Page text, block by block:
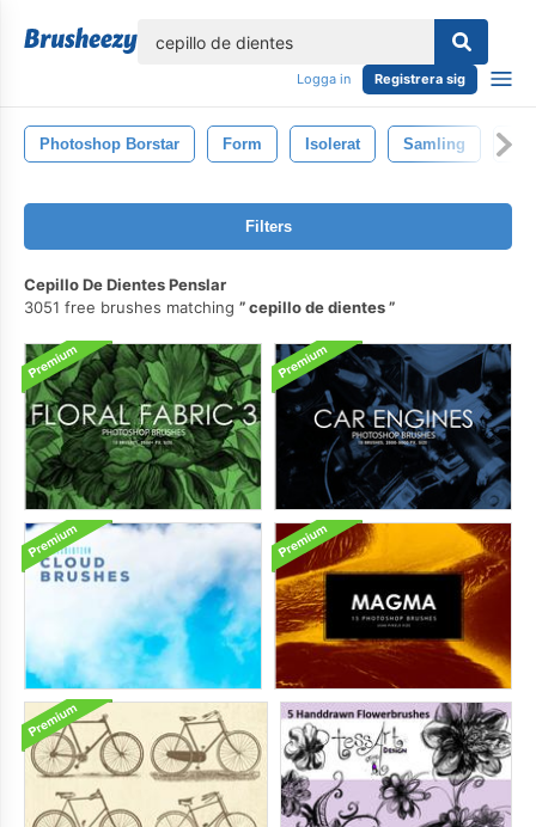
Logga in Registrera sig
Photoshop Borstar Form Isolerat Samling
Filters
Cepillo De Dientes Penslar
3051 free brushes matching
cepillo de dientes